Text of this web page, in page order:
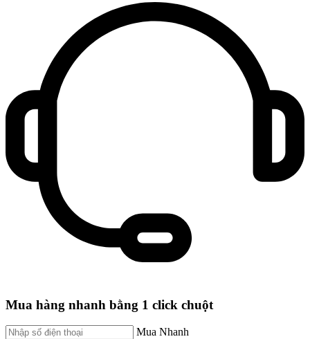
Mua hàng nhanh bằng 1 click chuột
Mua Nhanh